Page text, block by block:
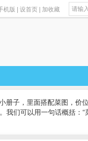
机版 设首页 加收藏
册子，里面搭配菜图，价
我们可以用一句话概括：